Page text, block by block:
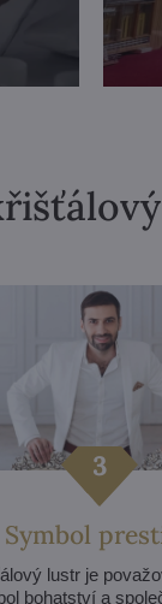
Symbol
lustr je
bohatství a